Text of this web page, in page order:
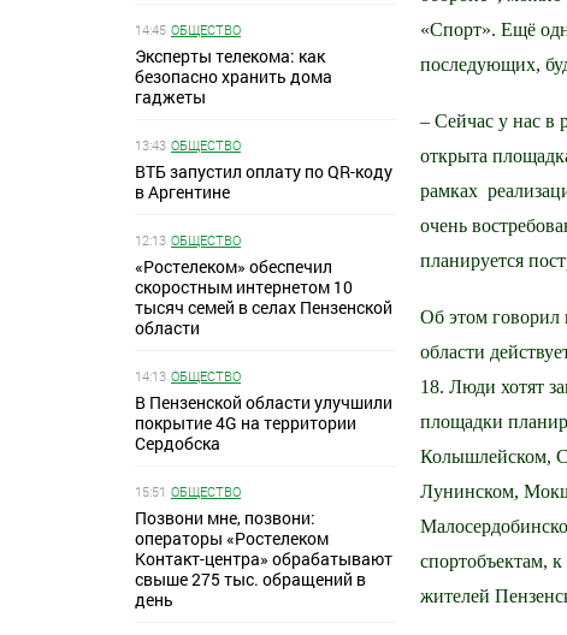
14:45 ОБЩЕСТВО
Эксперты телекома: как
безопасно хранить дома
гаджеты
13:43 ОБЩЕСТВО
ВТБ запустил оплату по QR-коду
в Аргентине
12:13 ОБЩЕСТВО
«Ростелеком» обеспечил
скоростным интернетом 10
тысяч семей в селах Пензенской
области
14:13 ОБЩЕСТВО
В Пензенской области улучшили
покрытие 4G на территории
Сердобска
15:51 ОБЩЕСТВО
Позвони мне, позвони:
операторы «Ростелеком
Контакт-центра» обрабатывают
свыше 275 тыс. обращений в
день
«Спорт». Ещё
последующих,
– Сейчас у нас в
открыта
рамках
очень
планируется
Об этом говорил
области
18. Люди хотят
площадки
Колышлейском,
Лунинском,
спортобъектам,
жителей